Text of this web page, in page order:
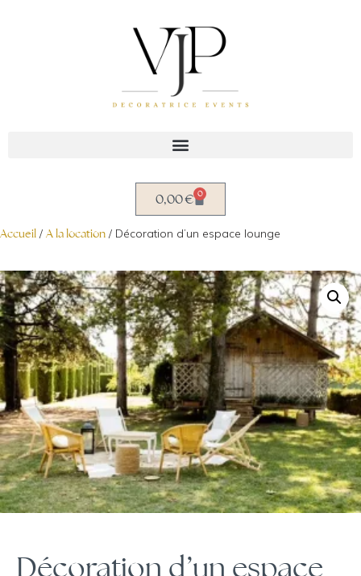
0,00€ 0
Accueil / A la location / Décoration d’un espace lounge
Décoration d’un espace